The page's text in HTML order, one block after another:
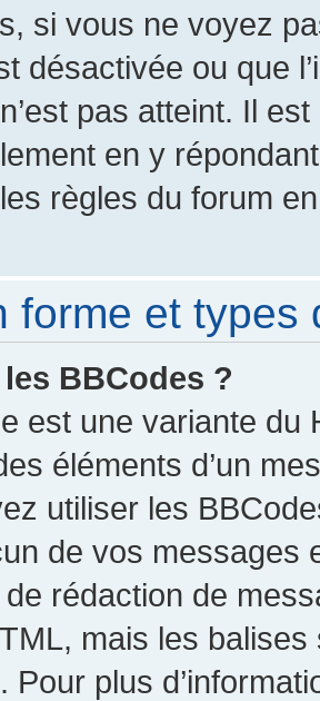
si vous ne voyez
désactivée ou que
pas atteint. Il
en y
règles du forum
forme et types
BBCodes ?
est une variante du
éléments d’un
utiliser les
de vos messages
rédaction de
mais les
Pour plus